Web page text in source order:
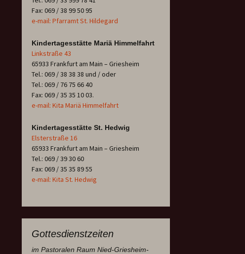
Fax: 069 / 38 99 50 95
e-mail: Pfarramt St. Hildegard
Kindertagesstätte Mariä Himmelfahrt
Linkstraße 43
65933 Frankfurt am Main – Griesheim
Tel.: 069 / 38 38 38 und / oder
Tel.: 069 / 76 75 66 40
Fax: 069 / 35 35 10 03.
e-mail: Kita Mariä Himmelfahrt
Kindertagesstätte St. Hedwig
Elsterstraße 16
65933 Frankfurt am Main – Griesheim
Tel.: 069 / 39 30 60
Fax: 069 / 35 35 89 55
e-mail: Kita St. Hedwig
Gottesdienstzeiten
im Pastoralen Raum Nied-Griesheim-